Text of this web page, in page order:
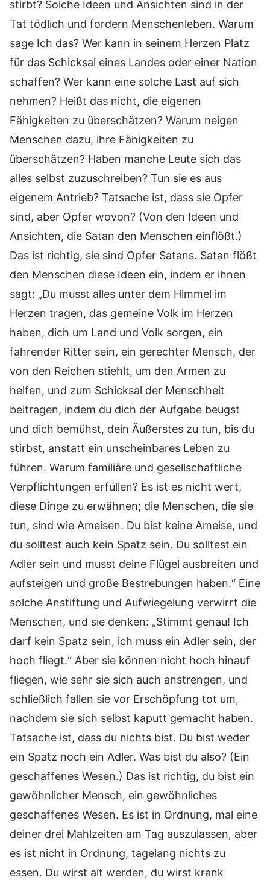
stirbt? Solche Ideen und Ansichten sind in der
Tat tödlich und fordern Menschenleben. Warum
sage Ich das? Wer kann in seinem Herzen Platz
für das Schicksal eines Landes oder einer Nation
schaffen? Wer kann eine solche Last auf sich
nehmen? Heißt das nicht, die eigenen
Fähigkeiten zu überschätzen? Warum neigen
Menschen dazu, ihre Fähigkeiten zu
überschätzen? Haben manche Leute sich das
alles selbst zuzuschreiben? Tun sie es aus
eigenem Antrieb? Tatsache ist, dass sie Opfer
sind, aber Opfer wovon? (Von den Ideen und
Ansichten, die Satan den Menschen einflößt.)
Das ist richtig, sie sind Opfer Satans. Satan flößt
den Menschen diese Ideen ein, indem er ihnen
sagt: „Du musst alles unter dem Himmel im
Herzen tragen, das gemeine Volk im Herzen
haben, dich um Land und Volk sorgen, ein
fahrender Ritter sein, ein gerechter Mensch, der
von den Reichen stiehlt, um den Armen zu
helfen, und zum Schicksal der Menschheit
beitragen, indem du dich der Aufgabe beugst
und dich bemühst, dein Äußerstes zu tun, bis du
stirbst, anstatt ein unscheinbares Leben zu
führen. Warum familiäre und gesellschaftliche
Verpflichtungen erfüllen? Es ist es nicht wert,
diese Dinge zu erwähnen; die Menschen, die sie
tun, sind wie Ameisen. Du bist keine Ameise, und
du solltest auch kein Spatz sein. Du solltest ein
Adler sein und musst deine Flügel ausbreiten und
aufsteigen und große Bestrebungen haben.“ Eine
solche Anstiftung und Aufwiegelung verwirrt die
Menschen, und sie denken: „Stimmt genau! Ich
darf kein Spatz sein, ich muss ein Adler sein, der
hoch fliegt.“ Aber sie können nicht hoch hinauf
fliegen, wie sehr sie sich auch anstrengen, und
schließlich fallen sie vor Erschöpfung tot um,
nachdem sie sich selbst kaputt gemacht haben.
Tatsache ist, dass du nichts bist. Du bist weder
ein Spatz noch ein Adler. Was bist du also? (Ein
geschaffenes Wesen.) Das ist richtig, du bist ein
gewöhnlicher Mensch, ein gewöhnliches
geschaffenes Wesen. Es ist in Ordnung, mal eine
deiner drei Mahlzeiten am Tag auszulassen, aber
es ist nicht in Ordnung, tagelang nichts zu
essen. Du wirst alt werden, du wirst krank